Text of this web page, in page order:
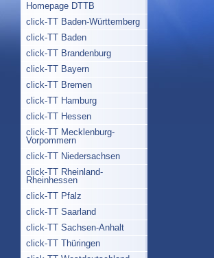
Homepage DTTB
click-TT Baden-Württemberg
click-TT Baden
click-TT Brandenburg
click-TT Bayern
click-TT Bremen
click-TT Hamburg
click-TT Hessen
click-TT Mecklenburg-
Vorpommern
click-TT Niedersachsen
click-TT Rheinland-
Rheinhessen
click-TT Pfalz
click-TT Saarland
click-TT Sachsen-Anhalt
click-TT Thüringen